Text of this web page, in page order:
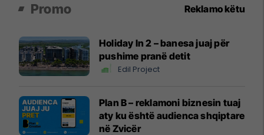
Promo Reklamo këtu
Holiday In 2 – banesa juaj për
pushime pranë detit
Edil Project
Plan B – reklamoni biznesin tuaj
aty ku është audienca shqiptare
në Zvicër